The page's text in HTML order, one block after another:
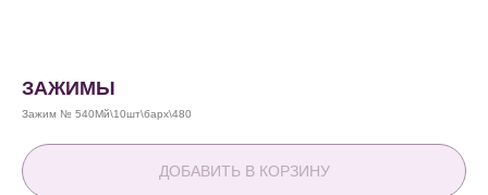
ЗАЖИМЫ
Зажим № 540Мй\10шт\барх\480
ДОБАВИТЬ В КОРЗИНУ